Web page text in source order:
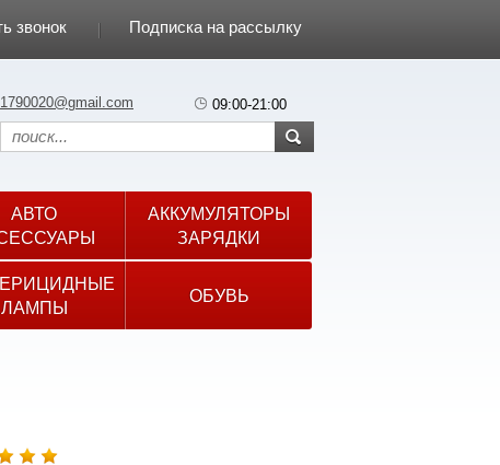
звонок Подписка на рассылку
1790020@gmail.com 09:00-21:00
АВТО
АККУМУЛЯТОРЫ
ЗАРЯДКИ
ЛАМПЫ
ОБУВЬ